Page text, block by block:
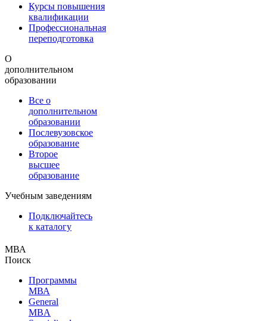
Курсы повышения
квалификации
Профессиональная
переподготовка
О
дополнительном
образовании
Все о
дополнительном
образовании
Послевузовское
образование
Второе
высшее
образование
Учебным заведениям
Подключайтесь
к каталогу
МВА
Поиск
Программы
МВА
General
MBA